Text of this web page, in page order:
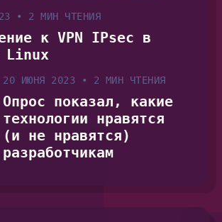
• 2 МИН ЧТЕНИЯ
к VPN IPsec в
Linux
20 ИЮНЯ 2023 • 2 МИН ЧТЕНИЯ
Опрос показал, какие
технологии нравятся
(и не нравятся)
разработчикам